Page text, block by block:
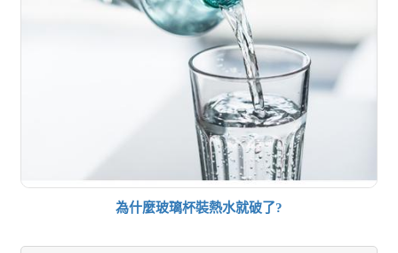
為什麼玻璃杯裝熱水就破了?